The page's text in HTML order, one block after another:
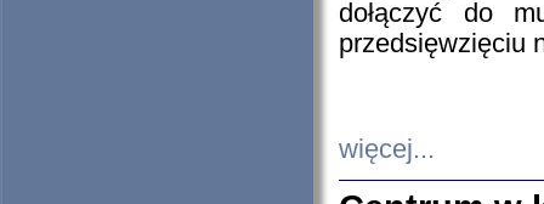
dołączyć do
przedsięwzięciu
więcej...